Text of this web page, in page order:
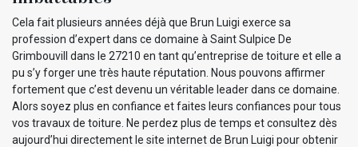
Cela fait plusieurs années déjà que Brun Luigi exerce sa
profession d’expert dans ce domaine à Saint Sulpice De
Grimbouvill dans le 27210 en tant qu’entreprise de toiture et elle a
pu s’y forger une très haute réputation. Nous pouvons affirmer
fortement que c’est devenu un véritable leader dans ce domaine.
Alors soyez plus en confiance et faites leurs confiances pour tous
vos travaux de toiture. Ne perdez plus de temps et consultez dès
aujourd’hui directement le site internet de Brun Luigi pour obtenir